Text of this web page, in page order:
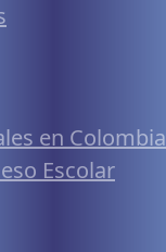
en Colombia
Escolar